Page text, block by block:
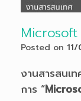
Posted on
งานสารสนเ
การ “